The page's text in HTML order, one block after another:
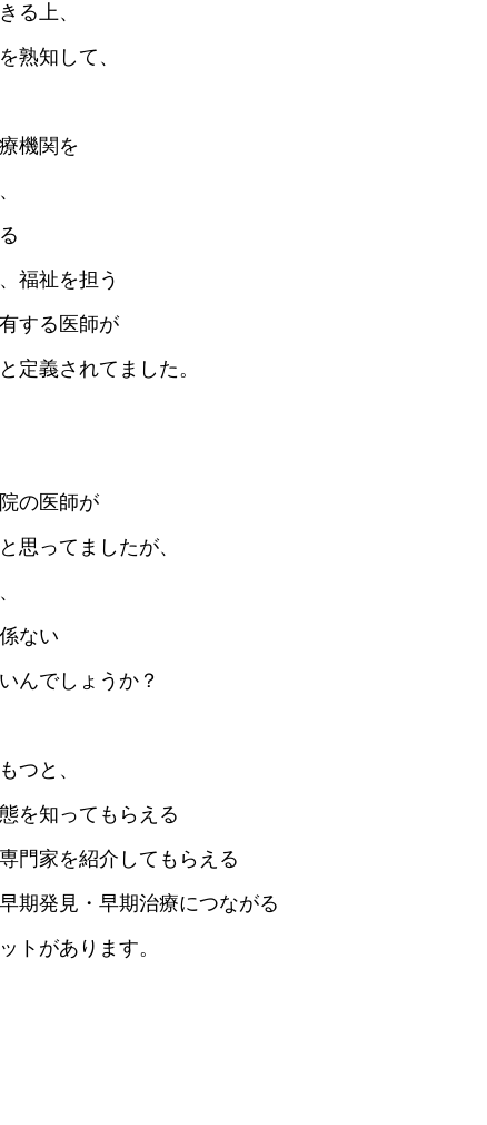
る上、
熟知して、
機関を
福祉を担う
する医師が
定義されてました。
の医師が
思ってましたが、
ない
んでしょうか？
つと、
を知ってもらえる
門家を紹介してもらえる
期発見・早期治療につながる
トがあります。